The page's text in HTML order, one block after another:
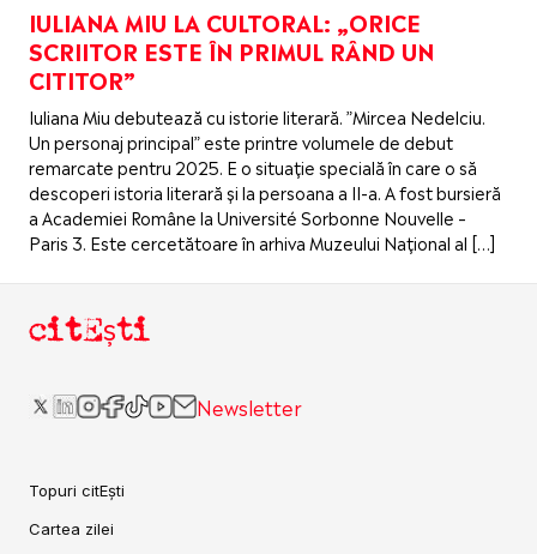
IULIANA MIU LA CULTORAL: „ORICE
SCRIITOR ESTE ÎN PRIMUL RÂND UN
CITITOR”
Iuliana Miu debutează cu istorie literară. ”Mircea Nedelciu.
Un personaj principal” este printre volumele de debut
remarcate pentru 2025. E o situație specială în care o să
descoperi istoria literară și la persoana a II-a. A fost bursieră
a Academiei Române la Université Sorbonne Nouvelle –
Paris 3. Este cercetătoare în arhiva Muzeului Național al […]
citEști
Newsletter
Topuri citEști
Cartea zilei